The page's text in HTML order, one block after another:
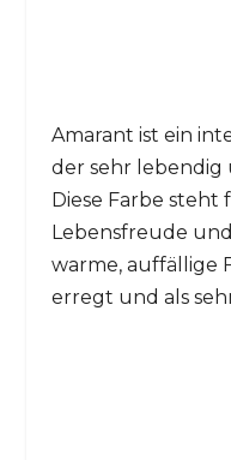
Amarant ist ein
der sehr lebendig
Diese Farbe steht
Lebensfreude
warme, auffällige
erregt und als